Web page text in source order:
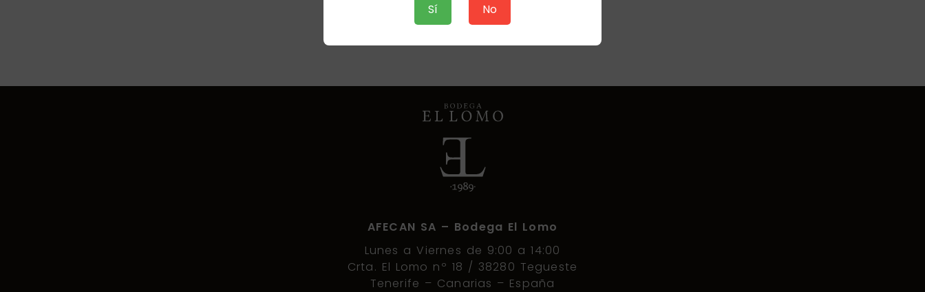
Sí No
AFECAN SA – Bodega El Lomo
Lunes a Viernes de 9:00 a 14:00
Crta. El Lomo nº 18 / 38280 Tegueste
Tenerife – Canarias – España